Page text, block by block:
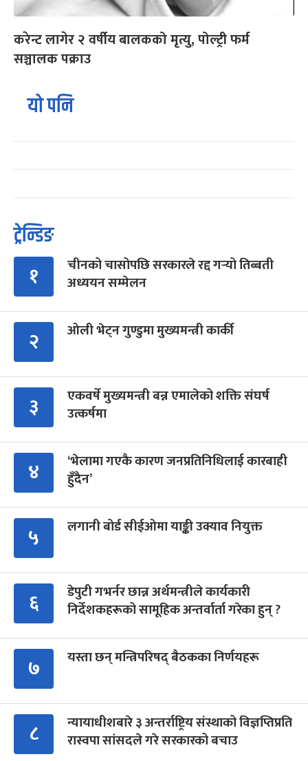
करेन्ट लागेर २ वर्षीय बालकको मृत्यु, पोल्ट्री फर्म
सञ्चालक पक्राउ
यो पनि
ट्रेन्डिङ
१
चीनको चासोपछि सरकारले रद्द गर्‍यो तिब्बती
अध्ययन सम्मेलन
२ ओली भेट्न गुण्डुमा मुख्यमन्त्री कार्की
३
एकवर्षे मुख्यमन्त्री बन्न एमालेको शक्ति संघर्ष
उत्कर्षमा
४
‘भेलामा गएकै कारण जनप्रतिनिधिलाई कारबाही
हुँदैन’
५ लगानी बोर्ड सीईओमा याङ्की उक्याव नियुक्त
६
डेपुटी गभर्नर छान्न अर्थमन्त्रीले कार्यकारी
निर्देशकहरूको सामूहिक अन्तर्वार्ता गरेका हुन् ?
७ यस्ता छन् मन्त्रिपरिषद् बैठकका निर्णयहरू
८
न्यायाधीशबारे ३ अन्तर्राष्ट्रिय संस्थाको विज्ञप्तिप्रति
रास्वपा सांसदले गरे सरकारको बचाउ